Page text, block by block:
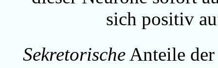
sich positiv
Sekretorische Anteile